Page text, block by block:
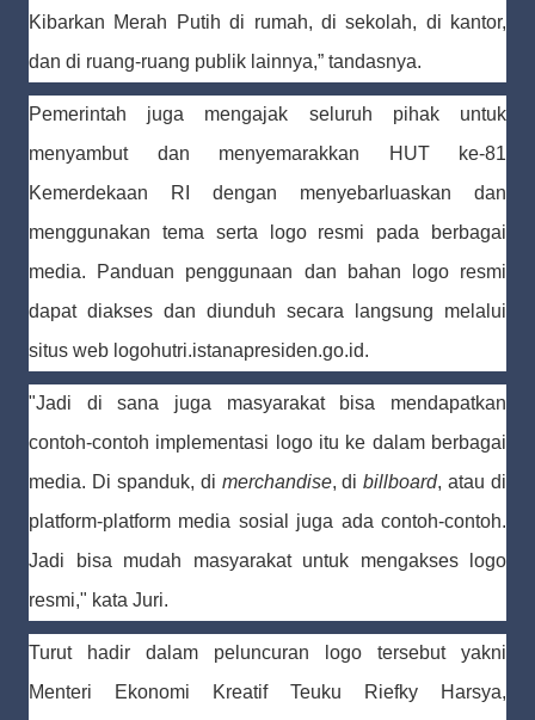
Kibarkan Merah Putih di rumah, di sekolah, di kantor,
dan di ruang-ruang publik lainnya,” tandasnya.
Pemerintah juga mengajak seluruh pihak untuk
menyambut dan menyemarakkan HUT ke-81
Kemerdekaan RI dengan menyebarluaskan dan
menggunakan tema serta logo resmi pada berbagai
media. Panduan penggunaan dan bahan logo resmi
dapat diakses dan diunduh secara langsung melalui
situs web logohutri.istanapresiden.go.id.
"Jadi di sana juga masyarakat bisa mendapatkan
contoh-contoh implementasi logo itu ke dalam berbagai
media. Di spanduk, di merchandise, dibillboard, atau di
platform-platform media sosial juga ada contoh-contoh.
Jadi bisa mudah masyarakat untuk mengakses logo
resmi," kata Juri.
Turut hadir dalam peluncuran logo tersebut yakni
Menteri Ekonomi Kreatif Teuku Riefky Harsya,